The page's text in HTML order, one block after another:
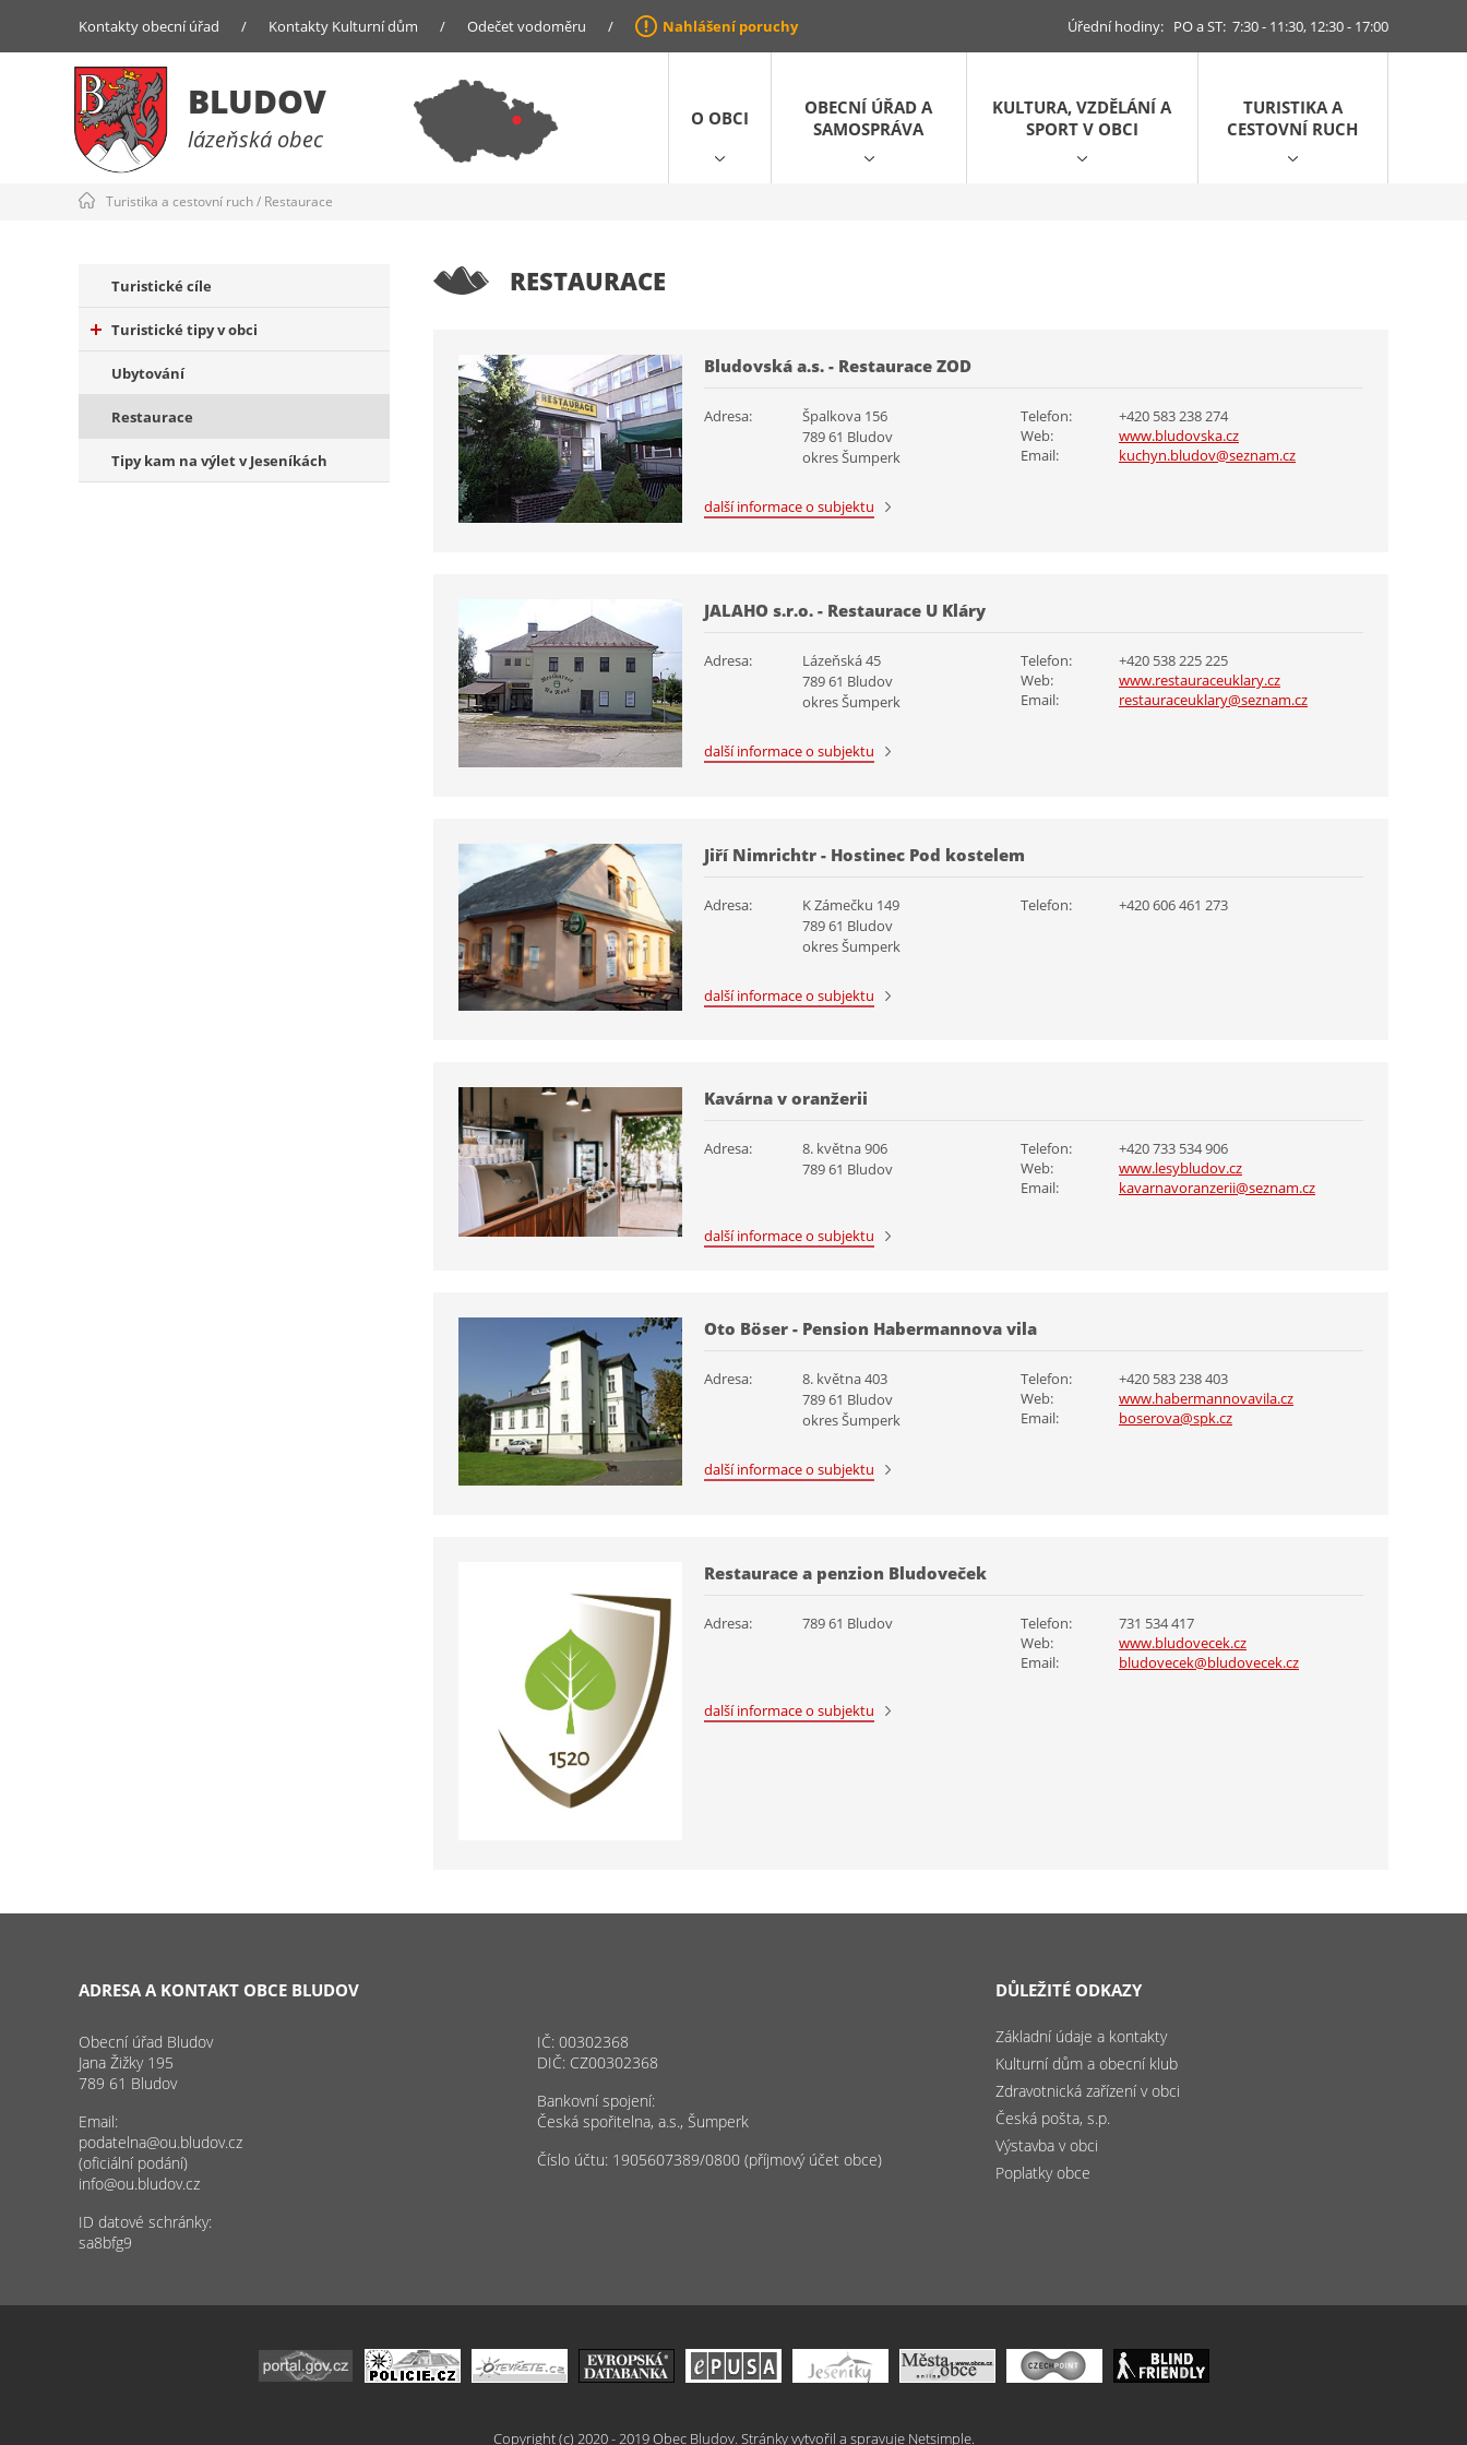
Kontakty obecní úřad / Kontakty Kulturní dům / Odečet vodoměru / Nahlášení poruchy Úřední hodiny: PO a ST: 7:30 - 11:30, 12:30 - 17:00
BLUDOV
lázeňská obec
O OBCI
OBECNÍ ÚŘAD A
SAMOSPRÁVA
KULTURA, VZDĚLÁNÍ A
SPORT V OBCI
TURISTIKA A
CESTOVNÍ RUCH
Turistika a cestovní ruch/ Restaurace
Turistické cíle
Turistické tipy v obci
Ubytování
Restaurace
Tipy kam na výlet v Jeseníkách
RESTAURACE
Bludovská a.s. - Restaurace ZOD
Adresa:
Špalkova 156
789 61 Bludov
okres Šumperk
Telefon:
+420 583 238 274
Web:
www.bludovska.cz
Email:
kuchyn.bludov@seznam.cz
další informace o subjektu
JALAHO s.r.o. - Restaurace U Kláry
Adresa:
Lázeňská 45
789 61 Bludov
okres Šumperk
Telefon:
+420 538 225 225
Web:
www.restauraceuklary.cz
Email:
restauraceuklary@seznam.cz
další informace o subjektu
Jiří Nimrichtr - Hostinec Pod kostelem
Adresa:
K Zámečku 149
789 61 Bludov
okres Šumperk
Telefon: +420 606 461 273
další informace o subjektu
Kavárna v oranžerii
Adresa:
8. května 906
789 61 Bludov
Telefon:
+420 733 534 906
Web:
www.lesybludov.cz
Email:
kavarnavoranzerii@seznam.cz
další informace o subjektu
Oto Böser - Pension Habermannova vila
Adresa:
8. května 403
789 61 Bludov
okres Šumperk
Telefon:
+420 583 238 403
Web:
www.habermannovavila.cz
Email:
boserova@spk.cz
další informace o subjektu
Restaurace a penzion Bludoveček
Adresa: 789 61 Bludov Telefon:
731 534 417
Web:
www.bludovecek.cz
Email:
bludovecek@bludovecek.cz
další informace o subjektu
ADRESA A KONTAKT OBCE BLUDOV
Obecní úřad Bludov
Jana Žižky 195
789 61 Bludov
Email:
podatelna@ou.bludov.cz
(oficiální podání)
info@ou.bludov.cz
ID datové schránky:
sa8bfg9
IČ: 00302368
DIČ: CZ00302368
Bankovní spojení:
Česká spořitelna, a.s., Šumperk
Číslo účtu: 1905607389/0800 (příjmový účet obce)
DŮLEŽITÉ ODKAZY
Základní údaje a kontakty
Kulturní dům a obecní klub
Zdravotnická zařízení v obci
Česká pošta, s.p.
Výstavba v obci
Poplatky obce
Copyright (c) 2020 - 2019 Obec Bludov. Stránky vytvořil a spravuje Netsimple.